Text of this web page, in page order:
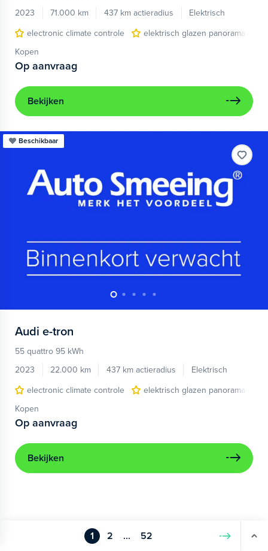
2023
71.000 km 437 km actieradius
Elektrisch
electronic climate controle
elektrisch glazen panorama-dak
Kopen
Op aanvraag
Bekijken
Beschikbaar
Audi e-tron
55 quattro 95 kWh
2023
22.000 km 437 km actieradius
Elektrisch
electronic climate controle
elektrisch glazen panorama-dak
Kopen
Op aanvraag
Bekijken
1 2 ... 52 Volgende